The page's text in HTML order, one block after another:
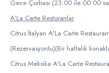
Gece Çorbası (23:00 ile 00:00
A'La Carte Restoranlar
Citrus İtalyan A'La Carte
(Rezervasyonlu)(Bir haftalık
Citrus Meksika A'La Carte